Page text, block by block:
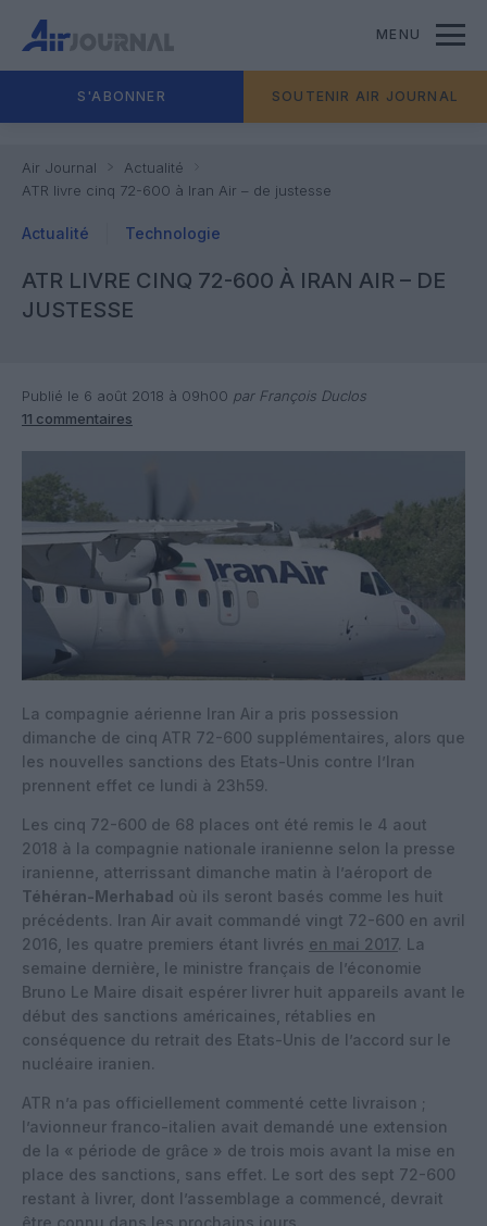
MENU
S'ABONNER SOUTENIR AIR JOURNAL
Air Journal
Actualité
ATR livre cinq 72-600 à Iran Air – de justesse
Actualité Technologie
ATR LIVRE CINQ 72-600 À IRAN AIR – DE
JUSTESSE
Publié le 6 août 2018 à 09h00 par François Duclos
11 commentaires
La compagnie aérienne Iran Air a pris possession
dimanche de cinq ATR 72-600 supplémentaires, alors que
les nouvelles sanctions des Etats-Unis contre l’Iran
prennent effet ce lundi à 23h59.
Les cinq 72-600 de 68 places ont été remis le 4 aout
2018 à la compagnie nationale iranienne selon la presse
iranienne, atterrissant dimanche matin à l’aéroport de
Téhéran-Merhabad où ils seront basés comme les huit
précédents. Iran Air avait commandé vingt 72-600 en avril
2016, les quatre premiers étant livrés en mai 2017. La
semaine dernière, le ministre français de l’économie
Bruno Le Maire disait espérer livrer huit appareils avant le
début des sanctions américaines, rétablies en
conséquence du retrait des Etats-Unis de l’accord sur le
nucléaire iranien.
ATR n’a pas officiellement commenté cette livraison ;
l’avionneur franco-italien avait demandé une extension
de la « période de grâce » de trois mois avant la mise en
place des sanctions, sans effet. Le sort des sept 72-600
restant à livrer, dont l’assemblage a commencé, devrait
être connu dans les prochains jours.